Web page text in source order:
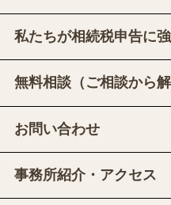
私たちが相続税申告に
無料相談（ご相談から解
お問い合わせ
事務所紹介・アクセス